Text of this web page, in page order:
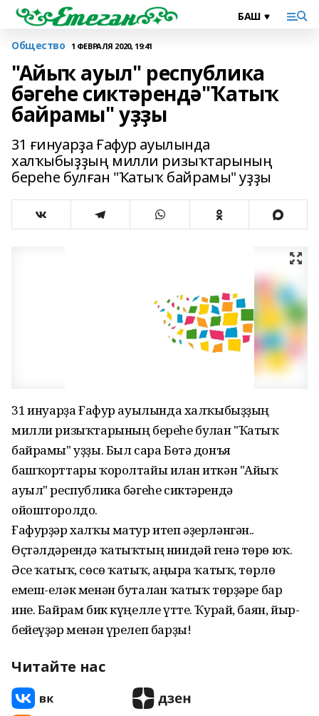
Общество 1 ФЕВРАЛЯ 2020, 19:41
"Айыҡ ауыл" республика
бәгеһе сиктәрендә"Ҡатыҡ
байрамы" уҙҙы
31 ғинуарҙа Ғафур ауылында
халҡыбыҙҙың милли ризыҡтарының
береһе булған "Ҡатыҡ байрамы" уҙҙы
31 ғинуарҙа Ғафур ауылында халҡыбыҙҙың
милли ризыҡтарының береһе булған "Ҡатыҡ
байрамы" уҙҙы. Был сара Бөтә донъя
башҡорттары ҡоролтайы иғлан иткән "Айыҡ
ауыл" республика бәгеһе сиктәрендә
ойошторолдо.
Ғафурҙәр халҡы матур итеп әҙерләнгән..
Өҫтәлдәрендә ҡатыҡтың ниндәй генә төрө юҡ.
Әсе ҡатыҡ, сөсө ҡатыҡ, аңғыра ҡатыҡ, төрлө
емеш-еләк менән буталған ҡатыҡ төрҙәре бар
ине. Байрам бик күңелле үтте. Ҡурай, баян, йыр-
бейеүҙәр менән үрелеп барҙы!
Читайте нас